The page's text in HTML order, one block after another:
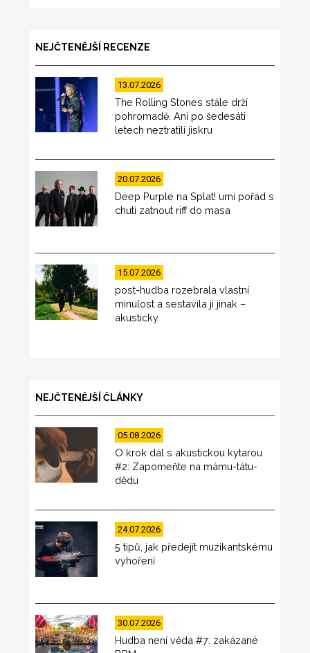
NEJČTENĚJŠÍ RECENZE
13.07.2026
The Rolling Stones stále drží
pohromadě. Ani po šedesáti
letech neztratili jiskru
20.07.2026
Deep Purple na Splat! umí pořád s
chutí zatnout riff do masa
15.07.2026
post-hudba rozebrala vlastní
minulost a sestavila ji jinak –
akusticky
NEJČTENĚJŠÍ ČLÁNKY
05.08.2026
O krok dál s akustickou kytarou
#2: Zapomeňte na mámu-tátu-
dědu
24.07.2026
5 tipů, jak předejít muzikantskému
vyhoření
30.07.2026
Hudba není věda #7: zakázané